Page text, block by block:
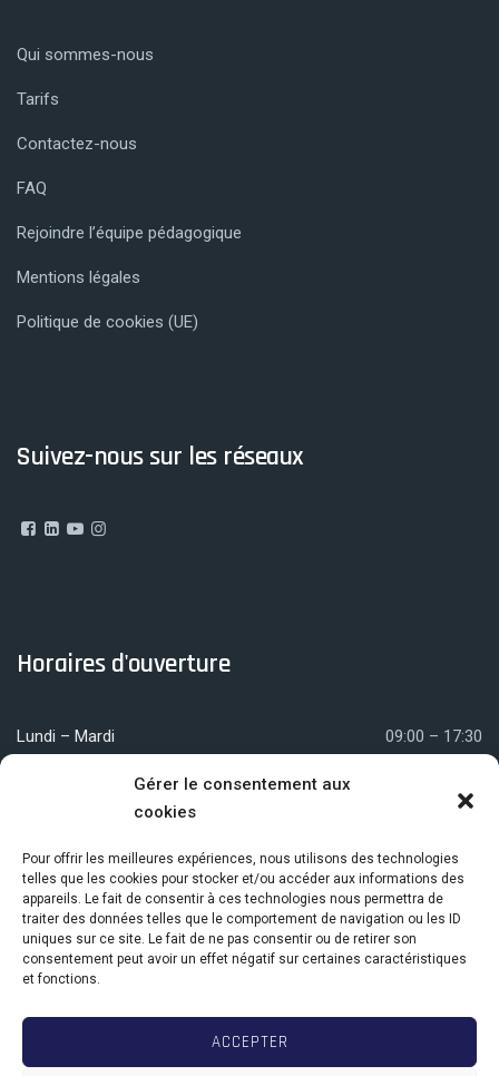
Gérer le consentement aux
cookies
Pour offrir les meilleures expériences, nous utilisons des technologies
telles que les cookies pour stocker et/ou accéder aux informations des
appareils. Le fait de consentir à ces technologies nous permettra de
traiter des données telles que le comportement de navigation ou les ID
uniques sur ce site. Le fait de ne pas consentir ou de retirer son
consentement peut avoir un effet négatif sur certaines caractéristiques
et fonctions.
ACCEPTER
Qui sommes-nous
Tarifs
Contactez-nous
FAQ
Rejoindre l’équipe pédagogique
Mentions légales
Politique de cookies (UE)
Suivez-nous sur les réseaux
Horaires d'ouverture
Lundi – Mardi 09:00 – 17:30
Nous localiser
18 avenue de la Jonchère
78170 La Celle-Saint-Cloud